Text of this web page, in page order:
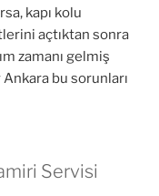
kapı kolu
açtıktan sonra
zamanı gelmiş
Ankara bu sorunları
Servisi